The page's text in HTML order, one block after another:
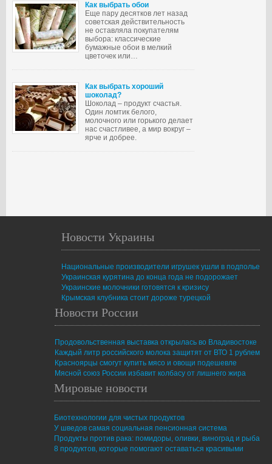
Как выбрать обои
Еще пару десятков лет назад
советская действительность
не оставляла покупателям
выбора: классические
бумажные обои в мелкий
цветочек или…
Как выбрать хороший
шоколад?
Шоколад – продукт счастья.
Один ломтик белого,
молочного или горького делает
нас счастливее, а мир вокруг –
ярче и добрее.
Новости Украины
Национальные производители игрушек ушли в подполье
Украинская курятина до конца года не подорожает
Украинские молочники готовятся к кризису
Крымская клубника стоит дороже турецкой
Новости России
Продовольственная выставка открылась во Владивостоке
Каждый литр российского молока защитят от ВТО 1 рублем
Красноярцы смогут купить мясо и овощи подешевле
Мясной союз России избавит колбасу от лишнего жира
Мировые новости
Биотехнологии для чистых продуктов
У шведов самая социальная пенсионная система
Продукты против рака: помидоры, оливки, виноград и рыба
8 продуктов, которые помогают оставаться красивыми